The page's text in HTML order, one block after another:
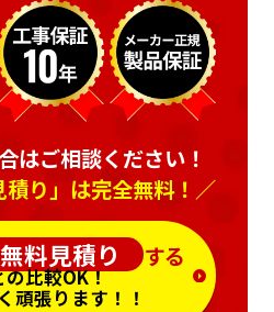
はご相談ください！
り」は完全無料！／
無料見積り する
の比較OK！
頑張ります！！